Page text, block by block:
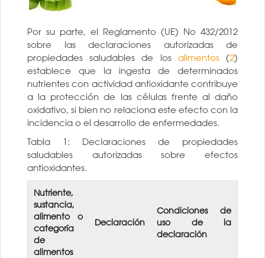
Por su parte, el Reglamento (UE) No 432/2012
sobre las declaraciones autorizadas de
propiedades saludables de los alimentos(2)
establece que la ingesta de determinados
nutrientes con actividad antioxidante contribuye
a la protección de las células frente al daño
oxidativo, si bien no relaciona este efecto con la
incidencia o el desarrollo de enfermedades.
Tabla 1: Declaraciones de propiedades
saludables autorizadas sobre efectos
antioxidantes.
Nutriente,
sustancia,
alimento o
categoría
de
alimentos
Declaración
Condiciones de
uso de la
declaración